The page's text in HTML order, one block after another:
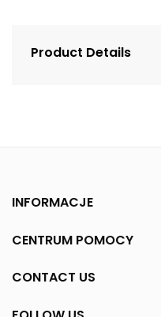
Product Details
INFORMACJE
CENTRUM POMOCY
CONTACT US